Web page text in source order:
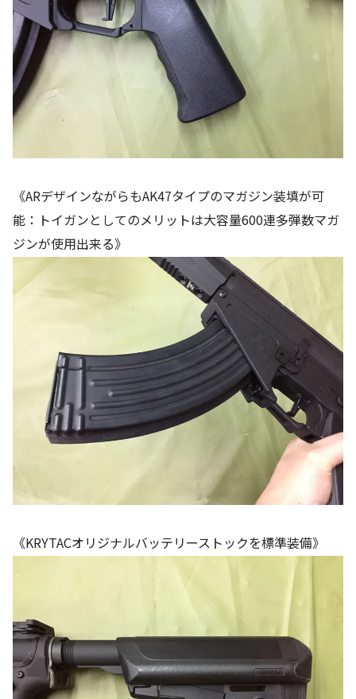
《ARデザインながらもAK47タイプのマガジン装填が可
能：トイガンとしてのメリットは大容量600連多弾数マガ
ジンが使用出来る》
《KRYTACオリジナルバッテリーストックを標準装備》